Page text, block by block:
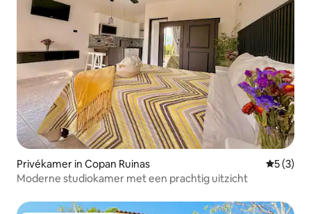
Privékamer in Copan Ruinas
5 (3)
Moderne studiokamer met een prachtig uitzicht